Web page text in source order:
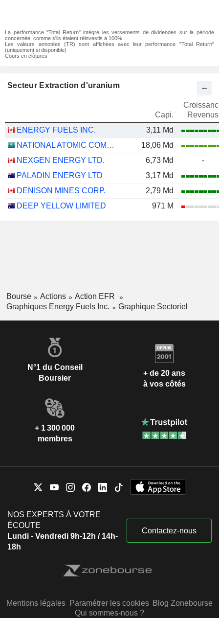
La performance "Total Return" intègre les versements de dividendes sur la période
concernée, comme s'ils étaient réinvestis à 100%.
Les valeurs annotées (TR) sont affichées avec leur performance "Total Return"
(uniquement si disponible)
Cours en clôtures
Secteur Extraction d'uranium
Capi.
Revenus
ENERGY FUELS INC.
3,11 Md
NATIONAL ATOMIC COMPANY KAZATOMPROM
18,06 Md
NEXGEN ENERGY LTD.
6,73 Md
-
PALADIN ENERGY LTD
3,17 Md
DENISON MINES CORP.
2,79 Md
DEEP YELLOW LIMITED
971 M
Bourse Actions
Action EFR
Graphiques Energy Fuels Inc.
Graphique Sectoriel
N°1 du Conseil
Boursier
+ de 20 ans
à vos côtés
+ 1 300 000
membres
NOS EXPERTS À VOTRE
ÉCOUTE
Lundi - Vendredi 9h-12h / 14h-
18h
Contactez-nous
Mentions légales Paramétrer les cookies Blog Zonebourse
Qui sommes-nous ?